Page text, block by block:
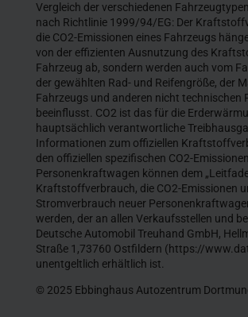
Vergleich der verschiedenen
nach Richtlinie 1999/94/EG: Der
die CO2-Emissionen eines Fahrzeugs
von der effizienten Ausnutzung des
Fahrzeug ab, sondern werden auch vom
der gewählten Rad- und Reifengröße, der
Fahrzeugs und anderen nicht technischen
beeinflusst. CO2 ist das für die
hauptsächlich verantwortliche
Informationen zum offiziellen
den offiziellen spezifischen CO2-
Personenkraftwagen können dem
Kraftstoffverbrauch, die CO2-Emissionen
Stromverbrauch neuer
werden, der an allen Verkaufsstellen und
Deutsche Automobil Treuhand GmbH,
Straße 1,73760 Ostfildern (https://
unentgeltlich erhältlich ist.
© 2025 Ebbinghaus Autozentrum